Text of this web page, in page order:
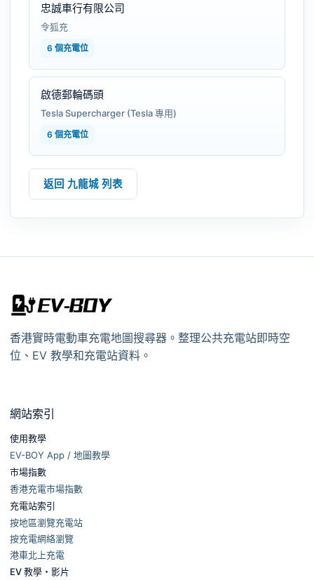
忠誠車行有限公司
令狐充
6 個充電位
啟德郵輪碼頭
Tesla Supercharger (Tesla 專用)
6 個充電位
返回 九龍城 列表
香港實時電動車充電地圖搜尋器。整理公共充電站即時空
位、EV 教學和充電站資料。
網站索引
使用教學
EV-BOY App / 地圖教學
市場指數
香港充電市場指數
充電站索引
按地區瀏覽充電站
按充電網絡瀏覽
港車北上充電
EV 教學・影片